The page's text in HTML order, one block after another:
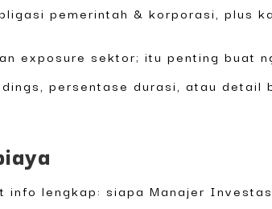
pemerintah & korporasi, plus
exposure sektor; itu penting buat
persentase durasi, atau detail
info lengkap: siapa Manajer